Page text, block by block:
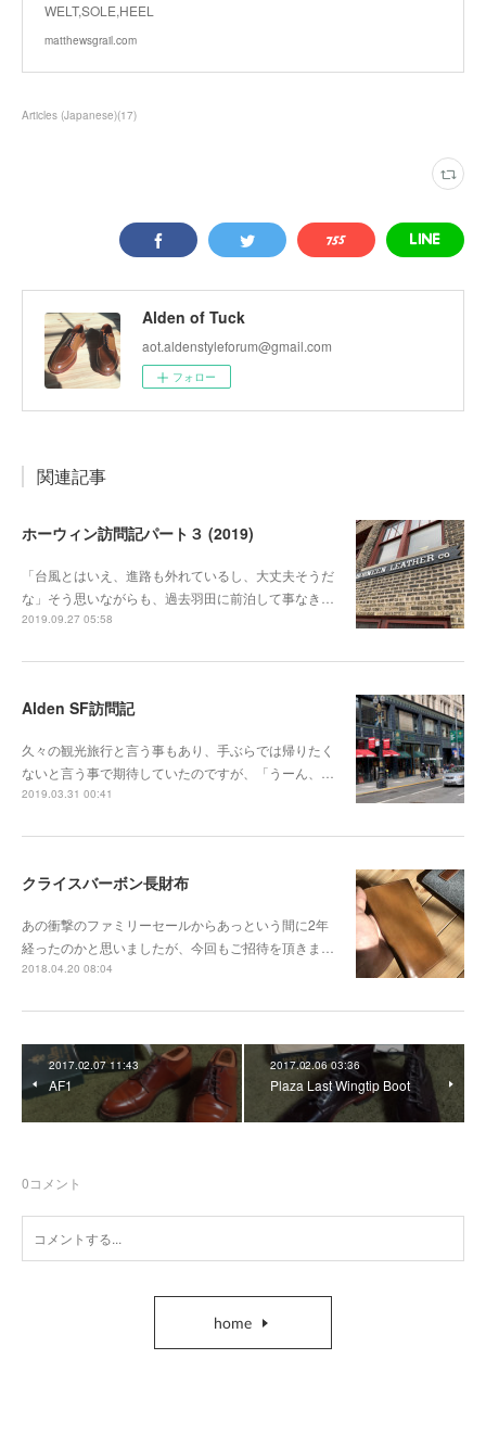
WELT,SOLE,HEEL
matthewsgrail.com
Articles (Japanese)(17)
Alden of Tuck
aot.aldenstyleforum@gmail.com
フォロー
関連記事
ホーウィン訪問記パート３ (2019)
「台風とはいえ、進路も外れているし、大丈夫そうだ
な」そう思いながらも、過去羽田に前泊して事なき…
2019.09.27 05:58
Alden SF訪問記
久々の観光旅行と言う事もあり、手ぶらでは帰りたく
ないと言う事で期待していたのですが、「うーん、…
2019.03.31 00:41
クライスバーボン長財布
あの衝撃のファミリーセールからあっという間に2年
経ったのかと思いましたが、今回もご招待を頂きま…
2018.04.20 08:04
2017.02.07 11:43
AF1
2017.02.06 03:36
Plaza Last Wingtip Boot
0コメント
home